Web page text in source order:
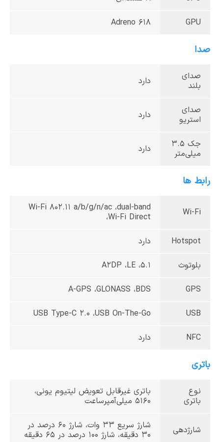
GPU
Adreno 618
صدا
صدای
بلند
دارد
صدای
استریو
دارد
جک 3.5
میلی‌متر
دارد
رابط ها
Wi-Fi
Wi-Fi 802.11 a/b/g/n/ac ،dual-band
،Wi-Fi Direct
Hotspot دارد
بلوتوث 5.1، A2DP ،LE
GPS A-GPS ،GLONASS ،BDS
USB USB Type-C 2.0 ،USB On-The-Go
NFC دارد
باتری
نوع
باتری
باتری غیرقابل تعویض لیتیوم یونی،
5160 میلی‌آمپرساعت
شارژدهی
شارژ سریع 33 وات، شارژ 60 درصد در
30 دقیقه، شارژ 100 درصد در 65 دقیقه